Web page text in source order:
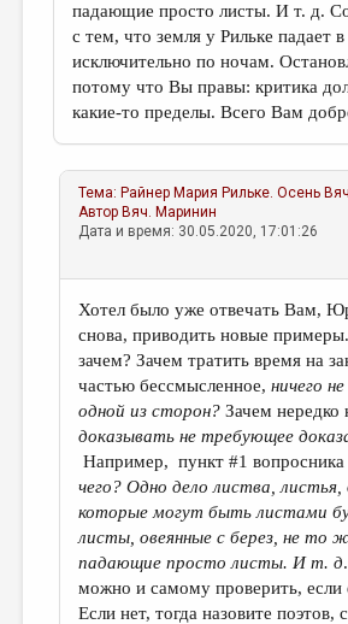
падающие просто листы. И т. д.
с тем, что земля у Рильке падает
исключительно по ночам.
потому что Вы правы: критика
какие-то пределы. Всего Вам
Тема: Райнер Мария Рильке. Осень
Автор Вяч. Маринин
Дата и время: 30.05.2020, 17:01:26
Хотел было уже отвечать Вам,
снова, приводить новые
зачем? Зачем тратить время на
частью бессмысленное,ничего
одной из сторон? Зачем нередко
доказывать не требующее
Например, пункт #1
чего? Одно дело листва, листья,
которые могут быть листами
листы, овеянные с берез, не то
падающие просто листы. И т. д
можно и самому проверить, если
Если нет, тогда назовите поэтов,